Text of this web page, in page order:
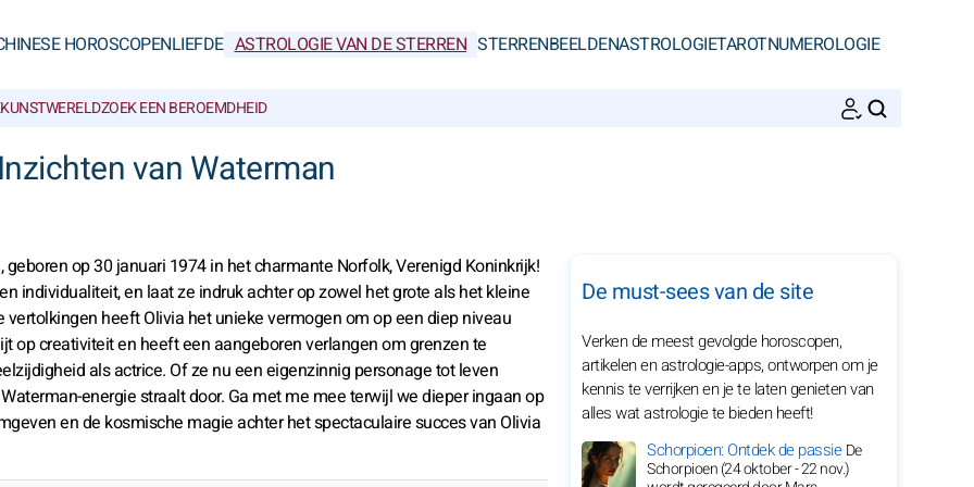
HOROSCOPENLIEFDE ASTROLOGIE VAN DE STERREN STERRENBEELDENASTROLOGIETAROTNUMEROLOGIE
KUNSTWERELDZOEK EEN BEROEMDHEID
van Waterman
op 30 januari 1974 in het charmante Norfolk, Verenigd Koninkrijk!
individualiteit, en laat ze indruk achter op zowel het grote als het kleine
heeft Olivia het unieke vermogen om op een diep niveau
op creativiteit en heeft een aangeboren verlangen om grenzen te
als actrice. Of ze nu een eigenzinnig personage tot leven
energie straalt door. Ga met me mee terwijl we dieper ingaan op
en de kosmische magie achter het spectaculaire succes van Olivia
De must-sees van de site
Verken de meest gevolgde horoscopen,
artikelen en astrologie-apps, ontworpen om je
kennis te verrijken en je te laten genieten van
alles wat astrologie te bieden heeft!
Schorpioen: Ontdek de passieDe
Schorpioen (24 oktober - 22 nov.)